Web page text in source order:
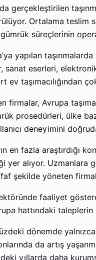
gerçekleştirilen
Ortalama teslim
süreçlerinin
yapılan
sanat eserleri,
ev taşımacılığından
firmalar, Avrupa
prosedürleri, ülke
deneyimini
en fazla araştırdığı
yer alıyor. Uzmanlara
şekilde yöneten
faaliyet
hattındaki
dönemde
da artış
yıllarda daha